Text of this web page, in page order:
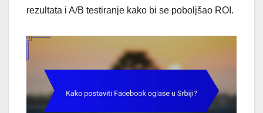
rezultata i A/B testiranje kako bi se poboljšao ROI.